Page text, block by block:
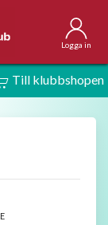
Logga in
Till klubbshopen